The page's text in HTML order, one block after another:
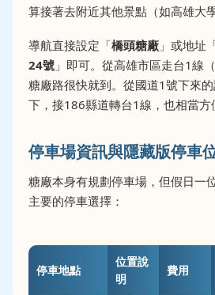
算接著去附近其他景點（如高雄大
導航直接設定「橋頭糖廠 」或地址
24號 」即可。從高雄市區走台1線
糖廠路很快就到。從國道1號下來
下，接186縣道轉台1線，也相當方
停車場資訊與隱藏版停車
糖廠本身有規劃停車場，但假日一
主要的停車選擇：
停車地點
位置說
明
費用